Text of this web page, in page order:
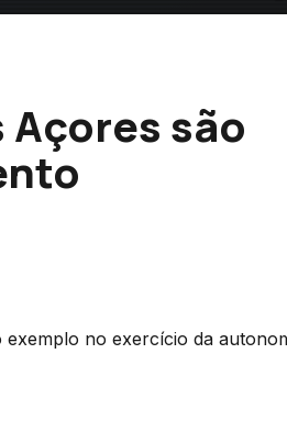
Açores são
no exercício da